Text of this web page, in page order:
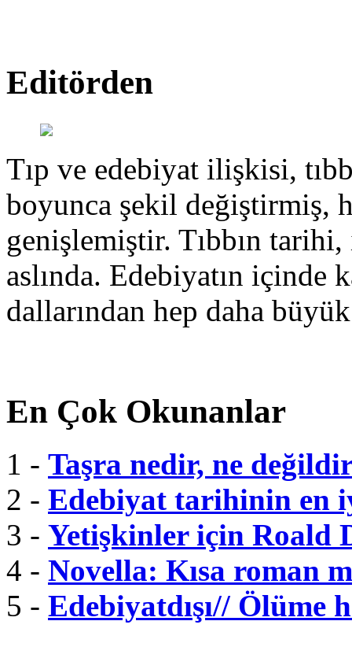
Editörden
Tıp ve edebiyat ilişkisi,
boyunca şekil değiştirmiş,
genişlemiştir. Tıbbın
aslında. Edebiyatın içinde
dallarından hep daha
En Çok Okunanlar
1 - Taşra nedir, ne
2 - Edebiyat tarihinin en
3 - Yetişkinler için Roald
4 - Novella: Kısa roman
5 - Edebiyatdışı// Ölüme